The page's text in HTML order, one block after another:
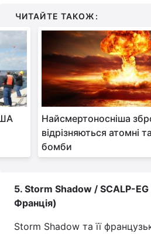
ЧИТАЙТЕ ТАКОЖ:
Найсмертоносніша
відрізняються атомні
бомби
5. Storm Shadow / SCALP-
Франція)
Storm Shadow та її